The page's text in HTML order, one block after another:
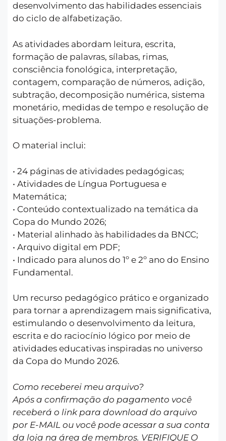
desenvolvimento das habilidades essenciais
do ciclo de alfabetização.
As atividades abordam leitura, escrita,
formação de palavras, sílabas, rimas,
consciência fonológica, interpretação,
contagem, comparação de números, adição,
subtração, decomposição numérica, sistema
monetário, medidas de tempo e resolução de
situações-problema.
O material inclui:
• 24 páginas de atividades pedagógicas;
• Atividades de Língua Portuguesa e
Matemática;
• Conteúdo contextualizado na temática da
Copa do Mundo 2026;
• Material alinhado às habilidades da BNCC;
• Arquivo digital em PDF;
• Indicado para alunos do 1º e 2º ano do Ensino
Fundamental.
Um recurso pedagógico prático e organizado
para tornar a aprendizagem mais significativa,
estimulando o desenvolvimento da leitura,
escrita e do raciocínio lógico por meio de
atividades educativas inspiradas no universo
da Copa do Mundo 2026.
Como receberei meu arquivo?
Após a confirmação do pagamento você
receberá o link para download do arquivo
por E-MAIL ou você pode acessar a sua conta
da loja na área de membros. VERIFIQUE O